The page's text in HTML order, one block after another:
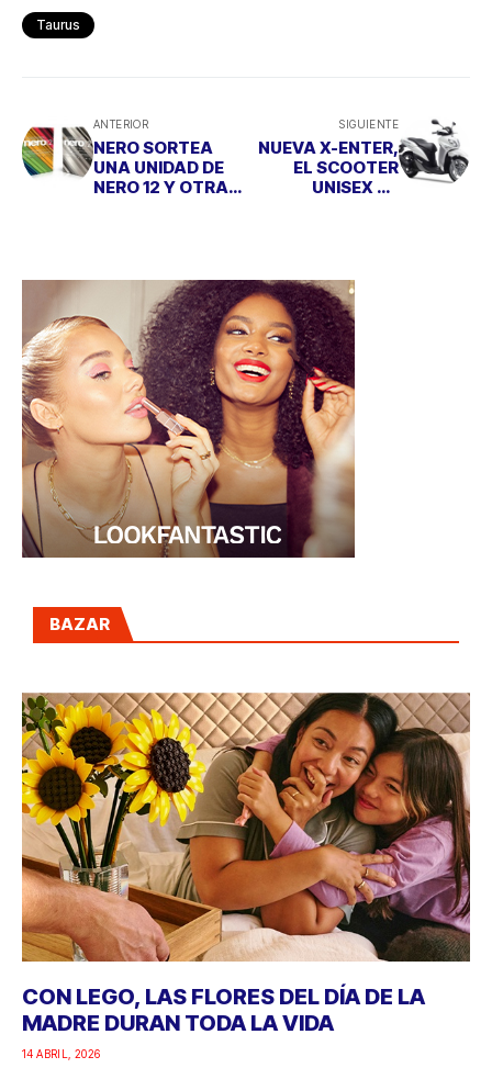
Taurus
ANTERIOR
NERO SORTEA
UNA UNIDAD DE
NERO 12 Y OTRA
SIGUIENTE
NUEVA X-ENTER,
EL SCOOTER
UNISEX DE
BAZAR
CON LEGO, LAS FLORES DEL DÍA DE LA
MADRE DURAN TODA LA VIDA
14 ABRIL, 2026